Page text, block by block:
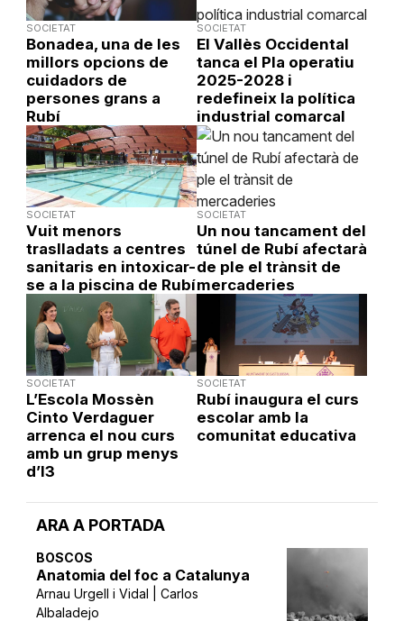
ARA A PORTADA
BOSCOS
Anatomia del foc a Catalunya
Arnau Urgell i Vidal | Carlos
Albaladejo
SOCIETAT
Bonadea, una de les
millors opcions de
cuidadors de
persones grans a
Rubí
SOCIETAT
El Vallès Occidental
tanca el Pla operatiu
2025-2028 i
redefineix la política
industrial comarcal
SOCIETAT
Vuit menors
traslladats a centres
sanitaris en intoxicar-
se a la piscina de Rubí
SOCIETAT
Un nou tancament del
túnel de Rubí afectarà
de ple el trànsit de
mercaderies
SOCIETAT
L’Escola Mossèn
Cinto Verdaguer
arrenca el nou curs
amb un grup menys
d’I3
SOCIETAT
Rubí inaugura el curs
escolar amb la
comunitat educativa